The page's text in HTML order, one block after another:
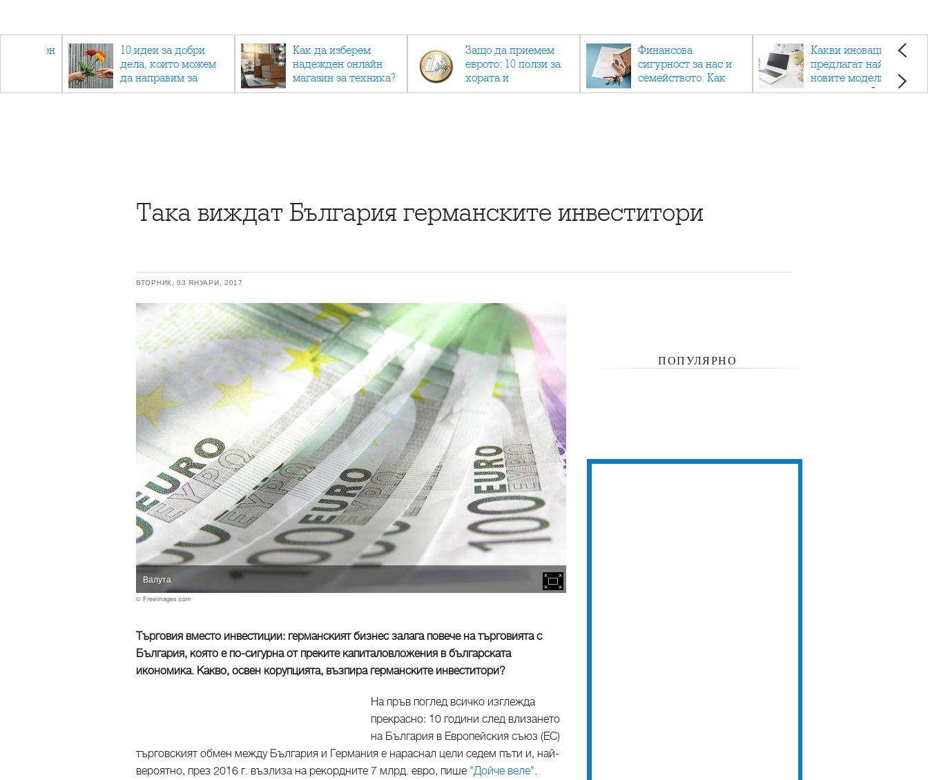
- намален
10 идеи за добри
дела, които можем
да направим за
напълно непознат
Как да изберем
надежден онлайн
магазин за техника?
Защо да приемем
еврото: 10 ползи за
хората и
икономиката
Финансова
сигурност за нас и
семейството: Как
помагат
Какви иновации
предлагат най-
новите модели
лаптопи на Acer?
Така виждат България германските инвеститори
ВТОРНИК, 03 ЯНУАРИ, 2017
Валута
© Freeimages.com
Търговия вместо инвестиции: германският бизнес залага повече на търговията с
България, която е по-сигурна от преките капиталовложения в българската
икономика. Какво, освен корупцията, възпира германските инвеститори?
На пръв поглед всичко изглежда
прекрасно: 10 години след влизането
на България в Европейския съюз (ЕС)
търговският обмен между България и Германия е нараснал цели седем пъти и, най-
вероятно, през 2016 г. възлиза на рекордните 7 млрд. евро, пише "Дойче веле".
ПОПУЛЯРНО